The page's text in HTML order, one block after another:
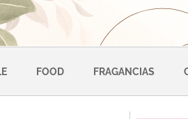
FOOD FRAGANCIAS